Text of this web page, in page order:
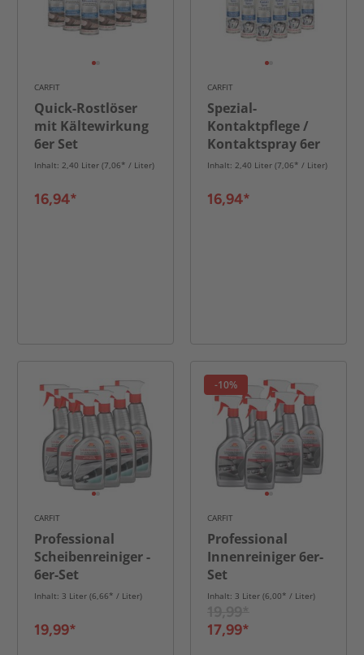
CARFIT
Quick-Rostlöser
mit Kältewirkung
6er Set
Inhalt: 2,40 Liter (7,06* / Liter)
16,94*
CARFIT
Spezial-
Kontaktpflege /
Kontaktspray 6er
Set
Inhalt: 2,40 Liter (7,06* / Liter)
16,94*
CARFIT
Professional
Scheibenreiniger -
6er-Set
Inhalt: 3 Liter (6,66* / Liter)
19,99*
-10%
CARFIT
Professional
Innenreiniger 6er-
Set
Inhalt: 3 Liter (6,00* / Liter)
17,99*